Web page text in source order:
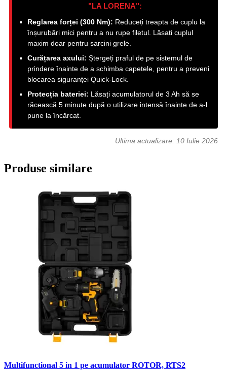
"LA LORENA":
Reglarea forței (300 Nm): Reduceți treapta de cuplu la
înșurubări mici pentru a nu rupe filetul. Lăsați cuplul
maxim doar pentru sarcini grele.
Curățarea axului: Ștergeți praful de pe sistemul de
prindere înainte de a schimba capetele, pentru a preveni
blocarea siguranței Quick-Lock.
Protecția bateriei: Lăsați acumulatorul de 3 Ah să se
răcească 5 minute după o utilizare intensă înainte de a-l
pune la încărcat.
Ultima actualizare: 10 Iulie 2026
Produse similare
Multifunctional 5 in 1 pe acumulator ROTOR, RTS2